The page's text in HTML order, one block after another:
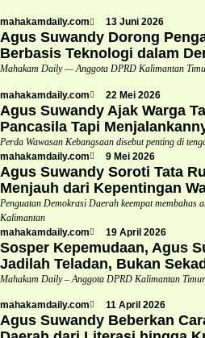
mahakamdaily.com 13 Juni 2026
Agus Suwandy Dorong
Berbasis Teknologi dalam
Mahakam Daily — Anggota DPRD Kalimantan
mahakamdaily.com 22 Mei 2026
Agus Suwandy Ajak Warga
Pancasila Tapi
Perda Wawasan Kebangsaan disebut penting di
mahakamdaily.com
9 Mei 2026
Agus Suwandy Soroti Tata
Menjauh dari Kepentingan
Penguatan Demokrasi Daerah keempat membahas
Kalimantan
mahakamdaily.com
19 April 2026
Sosper Kepemudaan, Agus
Jadilah Teladan, Bukan
Mahakam Daily – Anggota DPRD Kalimantan
mahakamdaily.com 11 April 2026
Agus Suwandy Beberkan